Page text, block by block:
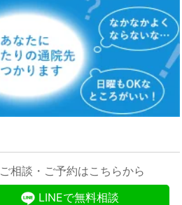
ご相談・ご予約はこちらから
LINEで無料相談